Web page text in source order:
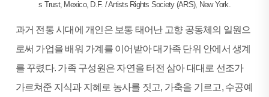
s Trust, Mexico, D.F. / Artists Rights Society (ARS), New York.
과거 전통 시대에 개인은 보통 태어난 고향 공동체의 일원으
로써 가업을 배워 가계를 이어받아 대가족 단위 안에서 생계
를 꾸렸다. 가족 구성원은 자연을 터전 삼아 대대로 선조가
가르쳐준 지식과 지혜로 농사를 짓고, 가축을 기르고, 수공예